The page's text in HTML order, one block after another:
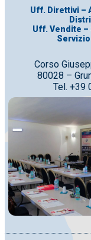
Uff. Direttivi –
Uff. Vendite
Corso
80028 –
Tel. +39